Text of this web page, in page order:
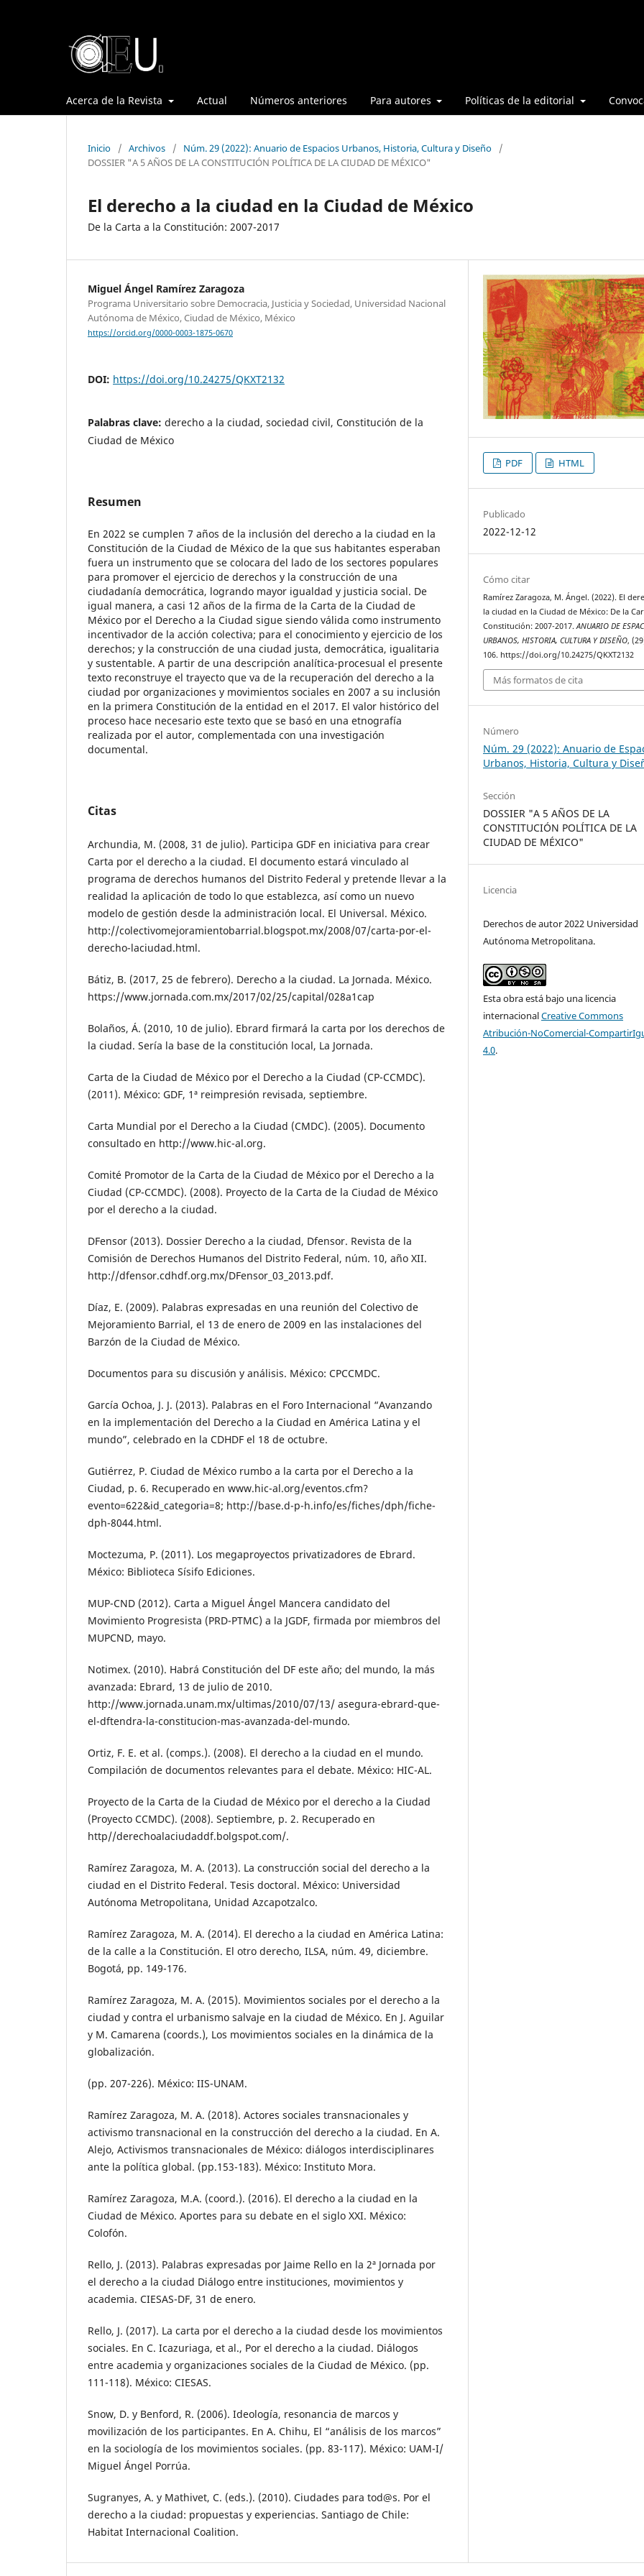
Acerca de la Revista Actual Números anteriores Para autores Políticas de la editorial
Inicio / Archivos / Núm. 29 (2022): Anuario de Espacios Urbanos, Historia, Cultura y Diseño
/
DOSSIER "A 5 AÑOS DE LA CONSTITUCIÓN POLÍTICA DE LA CIUDAD DE MÉXICO"
El derecho a la ciudad en la Ciudad de México
De la Carta a la Constitución: 2007-2017
Miguel Ángel Ramírez Zaragoza
Programa Universitario sobre Democracia, Justicia y Sociedad, Universidad Nacional
Autónoma de México, Ciudad de México, México
https://orcid.org/0000-0003-1875-0670
DOI: https://doi.org/10.24275/QKXT2132
Palabras clave: derecho a la ciudad, sociedad civil, Constitución de la
Ciudad de México
Resumen
En 2022 se cumplen 7 años de la inclusión del derecho a la ciudad en la
Constitución de la Ciudad de México de la que sus habitantes esperaban
fuera un instrumento que se colocara del lado de los sectores populares
para promover el ejercicio de derechos y la construcción de una
ciudadanía democrática, logrando mayor igualdad y justicia social. De
igual manera, a casi 12 años de la firma de la Carta de la Ciudad de
México por el Derecho a la Ciudad sigue siendo válida como instrumento
incentivador de la acción colectiva; para el conocimiento y ejercicio de los
derechos; y la construcción de una ciudad justa, democrática, igualitaria
y sustentable. A partir de una descripción analítica-procesual el presente
texto reconstruye el trayecto que va de la recuperación del derecho a la
ciudad por organizaciones y movimientos sociales en 2007 a su inclusión
en la primera Constitución de la entidad en el 2017. El valor histórico del
proceso hace necesario este texto que se basó en una etnografía
realizada por el autor, complementada con una investigación
documental.
Citas
Archundia, M. (2008, 31 de julio). Participa GDF en iniciativa para crear
Carta por el derecho a la ciudad. El documento estará vinculado al
programa de derechos humanos del Distrito Federal y pretende llevar a la
realidad la aplicación de todo lo que establezca, así como un nuevo
modelo de gestión desde la administración local. El Universal. México.
http://colectivomejoramientobarrial.blogspot.mx/2008/07/carta-por-el-
derecho-laciudad.html.
Bátiz, B. (2017, 25 de febrero). Derecho a la ciudad. La Jornada. México.
https://www.jornada.com.mx/2017/02/25/capital/028a1cap
Bolaños, Á. (2010, 10 de julio). Ebrard firmará la carta por los derechos de
la ciudad. Sería la base de la constitución local, La Jornada.
Carta de la Ciudad de México por el Derecho a la Ciudad (CP-CCMDC).
(2011). México: GDF, 1ª reimpresión revisada, septiembre.
Carta Mundial por el Derecho a la Ciudad (CMDC). (2005). Documento
consultado en http://www.hic-al.org.
Comité Promotor de la Carta de la Ciudad de México por el Derecho a la
Ciudad (CP-CCMDC). (2008). Proyecto de la Carta de la Ciudad de México
por el derecho a la ciudad.
DFensor (2013). Dossier Derecho a la ciudad, Dfensor. Revista de la
Comisión de Derechos Humanos del Distrito Federal, núm. 10, año XII.
http://dfensor.cdhdf.org.mx/DFensor_03_2013.pdf.
Díaz, E. (2009). Palabras expresadas en una reunión del Colectivo de
Mejoramiento Barrial, el 13 de enero de 2009 en las instalaciones del
Barzón de la Ciudad de México.
Documentos para su discusión y análisis. México: CPCCMDC.
García Ochoa, J. J. (2013). Palabras en el Foro Internacional “Avanzando
en la implementación del Derecho a la Ciudad en América Latina y el
mundo”, celebrado en la CDHDF el 18 de octubre.
Gutiérrez, P. Ciudad de México rumbo a la carta por el Derecho a la
Ciudad, p. 6. Recuperado en www.hic-al.org/eventos.cfm?
evento=622&id_categoria=8; http://base.d-p-h.info/es/fiches/dph/fiche-
dph-8044.html.
Moctezuma, P. (2011). Los megaproyectos privatizadores de Ebrard.
México: Biblioteca Sísifo Ediciones.
MUP-CND (2012). Carta a Miguel Ángel Mancera candidato del
Movimiento Progresista (PRD-PTMC) a la JGDF, firmada por miembros del
MUPCND, mayo.
Notimex. (2010). Habrá Constitución del DF este año; del mundo, la más
avanzada: Ebrard, 13 de julio de 2010.
http://www.jornada.unam.mx/ultimas/2010/07/13/ asegura-ebrard-que-
el-dftendra-la-constitucion-mas-avanzada-del-mundo.
Ortiz, F. E. et al. (comps.). (2008). El derecho a la ciudad en el mundo.
Compilación de documentos relevantes para el debate. México: HIC-AL.
Proyecto de la Carta de la Ciudad de México por el derecho a la Ciudad
(Proyecto CCMDC). (2008). Septiembre, p. 2. Recuperado en
http//derechoalaciudaddf.bolgspot.com/.
Ramírez Zaragoza, M. A. (2013). La construcción social del derecho a la
ciudad en el Distrito Federal. Tesis doctoral. México: Universidad
Autónoma Metropolitana, Unidad Azcapotzalco.
Ramírez Zaragoza, M. A. (2014). El derecho a la ciudad en América Latina:
de la calle a la Constitución. El otro derecho, ILSA, núm. 49, diciembre.
Bogotá, pp. 149-176.
Ramírez Zaragoza, M. A. (2015). Movimientos sociales por el derecho a la
ciudad y contra el urbanismo salvaje en la ciudad de México. En J. Aguilar
y M. Camarena (coords.), Los movimientos sociales en la dinámica de la
globalización.
(pp. 207-226). México: IIS-UNAM.
Ramírez Zaragoza, M. A. (2018). Actores sociales transnacionales y
activismo transnacional en la construcción del derecho a la ciudad. En A.
Alejo, Activismos transnacionales de México: diálogos interdisciplinares
ante la política global. (pp.153-183). México: Instituto Mora.
Ramírez Zaragoza, M.A. (coord.). (2016). El derecho a la ciudad en la
Ciudad de México. Aportes para su debate en el siglo XXI. México:
Colofón.
Rello, J. (2013). Palabras expresadas por Jaime Rello en la 2ª Jornada por
el derecho a la ciudad Diálogo entre instituciones, movimientos y
academia. CIESAS-DF, 31 de enero.
Rello, J. (2017). La carta por el derecho a la ciudad desde los movimientos
sociales. En C. Icazuriaga, et al., Por el derecho a la ciudad. Diálogos
entre academia y organizaciones sociales de la Ciudad de México. (pp.
111-118). México: CIESAS.
Snow, D. y Benford, R. (2006). Ideología, resonancia de marcos y
movilización de los participantes. En A. Chihu, El “análisis de los marcos”
en la sociología de los movimientos sociales. (pp. 83-117). México: UAM-I/
Miguel Ángel Porrúa.
Sugranyes, A. y Mathivet, C. (eds.). (2010). Ciudades para tod@s. Por el
derecho a la ciudad: propuestas y experiencias. Santiago de Chile:
Habitat Internacional Coalition.
PDF HTML
Publicado
2022-12-12
Cómo citar
Ramírez Zaragoza, M. Ángel. (2022). El
la ciudad en la Ciudad de México: De la
Constitución: 2007-2017.ANUARIO DE
URBANOS, HISTORIA, CULTURA Y DISEÑO,
106. https://doi.org/10.24275/QKXT2132
Más formatos de cita
Número
Núm. 29 (2022): Anuario de
Urbanos, Historia, Cultura y
Sección
DOSSIER "A 5 AÑOS DE LA
CONSTITUCIÓN POLÍTICA DE LA
CIUDAD DE MÉXICO"
Licencia
Derechos de autor 2022 Universidad
Autónoma Metropolitana.
Esta obra está bajo una licencia
internacionalCreative Commons
Atribución-NoComercial-
4.0.